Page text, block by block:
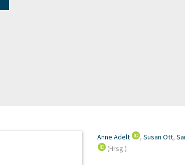
Anne Adelt , Susan Ott,
(Hrsg.)